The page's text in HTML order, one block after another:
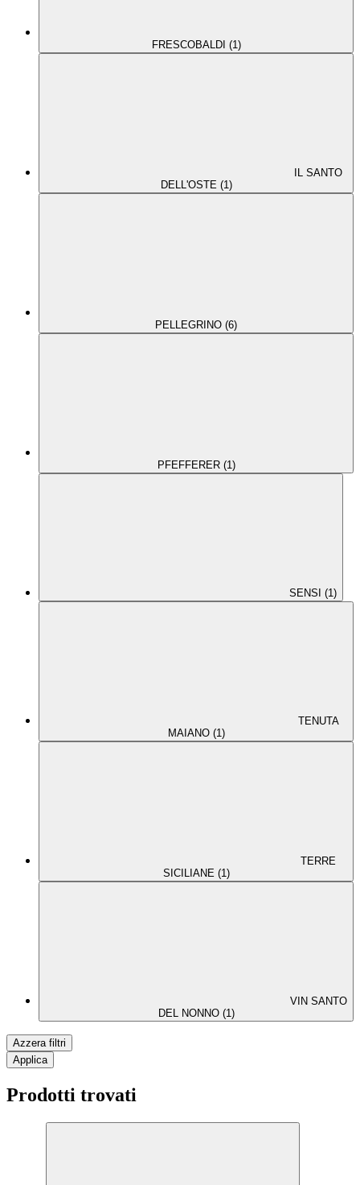
FRESCOBALDI (1)
IL SANTO
DELL'OSTE (1)
PELLEGRINO (6)
PFEFFERER (1)
SENSI (1)
TENUTA
MAIANO (1)
TERRE
SICILIANE (1)
VIN SANTO
DEL NONNO (1)
Azzera filtri
Applica
Prodotti trovati